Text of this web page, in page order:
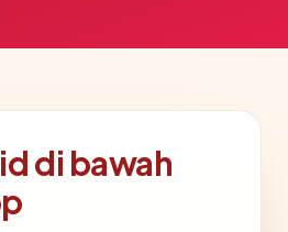
di bawah